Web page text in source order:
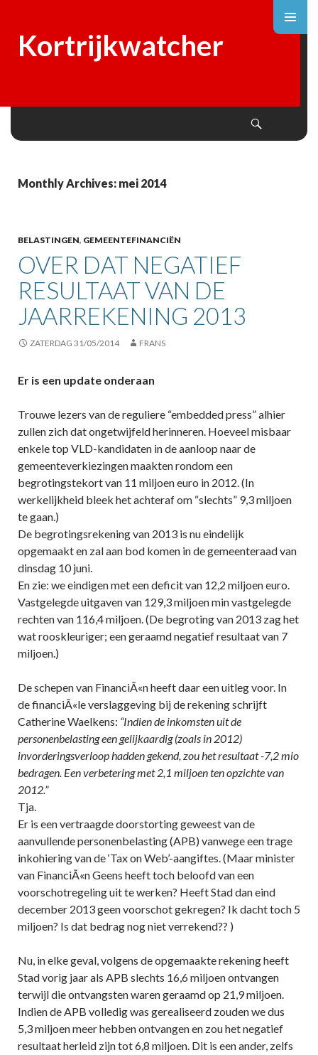
Kortrijkwatcher
Monthly Archives: mei 2014
BELASTINGEN, GEMEENTEFINANCIËN
OVER DAT NEGATIEF
RESULTAAT VAN DE
JAARREKENING 2013
ZATERDAG 31/05/2014 FRANS
Er is een update onderaan
Trouwe lezers van de reguliere “embedded press” alhier
zullen zich dat ongetwijfeld herinneren. Hoeveel misbaar
enkele top VLD-kandidaten in de aanloop naar de
gemeenteverkiezingen maakten rondom een
begrotingstekort van 11 miljoen euro in 2012. (In
werkelijkheid bleek het achteraf om “slechts” 9,3 miljoen
te gaan.)
De begrotingsrekening van 2013 is nu eindelijk
opgemaakt en zal aan bod komen in de gemeenteraad van
dinsdag 10 juni.
En zie: we eindigen met een deficit van 12,2 miljoen euro.
Vastgelegde uitgaven van 129,3 miljoen min vastgelegde
rechten van 116,4 miljoen. (De begroting van 2013 zag het
wat rooskleuriger; een geraamd negatief resultaat van 7
miljoen.)
De schepen van FinanciÃ«n heeft daar een uitleg voor. In
de financiÃ«le verslaggeving bij de rekening schrijft
Catherine Waelkens: “Indien de inkomsten uit de
personenbelasting een gelijkaardig (zoals in 2012)
invorderingsverloop hadden gekend, zou het resultaat -7,2 mio
bedragen. Een verbetering met 2,1 miljoen ten opzichte van
2012.”
Tja.
Er is een vertraagde doorstorting geweest van de
aanvullende personenbelasting (APB) vanwege een trage
inkohiering van de ‘Tax on Web’-aangiftes. (Maar minister
van FinanciÃ«n Geens heeft toch beloofd van een
voorschotregeling uit te werken? Heeft Stad dan eind
december 2013 geen voorschot gekregen? Ik dacht toch 5
miljoen? Is dat bedrag nog niet verrekend?? )
Nu, in elke geval, volgens de opgemaakte rekening heeft
Stad vorig jaar als APB slechts 16,6 miljoen ontvangen
terwijl die ontvangsten waren geraamd op 21,9 miljoen.
Indien de APB volledig was gerealiseerd zouden we dus
5,3 miljoen meer hebben ontvangen en zou het negatief
resultaat herleid zijn tot 6,8 miljoen. Dit is een ander, zelfs